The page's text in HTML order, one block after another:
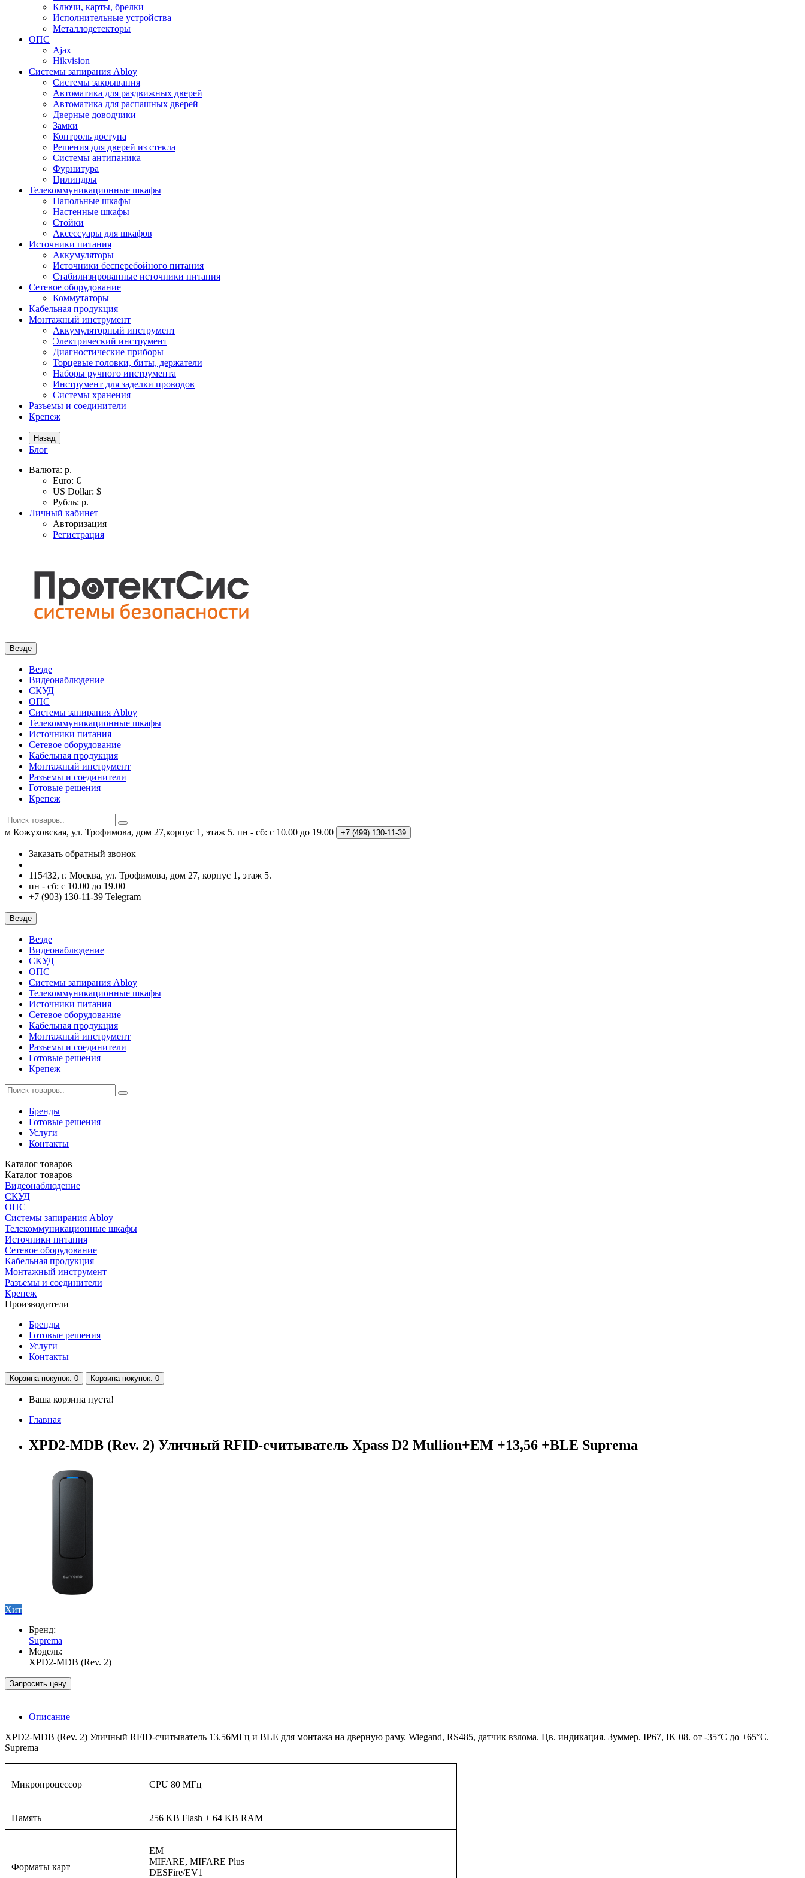
Ключи, карты, брелки
Исполнительные устройства
Металлодетекторы
ОПС
Ajax
Hikvision
Системы запирания Abloy
Cистемы закрывания
Автоматика для раздвижных дверей
Автоматика для распашных дверей
Дверные доводчики
Замки
Контроль доступа
Решения для дверей из стекла
Системы антипаника
Фурнитура
Цилиндры
Телекоммуникационные шкафы
Напольные шкафы
Настенные шкафы
Стойки
Аксессуары для шкафов
Источники питания
Аккумуляторы
Источники бесперебойного питания
Стабилизированные источники питания
Сетевое оборудование
Коммутаторы
Кабельная продукция
Монтажный инструмент
Аккумуляторный инструмент
Электрический инструмент
Диагностические приборы
Торцевые головки, биты, держатели
Наборы ручного инструмента
Инструмент для заделки проводов
Системы хранения
Разъемы и соединители
Крепеж
Назад
Блог
Валюта: р.
Euro: €
US Dollar: $
Рубль: р.
Личный кабинет
Авторизация
Регистрация
Везде
Везде
Видеонаблюдение
СКУД
ОПС
Системы запирания Abloy
Телекоммуникационные шкафы
Источники питания
Сетевое оборудование
Кабельная продукция
Монтажный инструмент
Разъемы и соединители
Готовые решения
Крепеж
м Кожуховская, ул. Трофимова, дом 27,корпус 1, этаж 5. пн - сб: с 10.00 до 19.00 +7 (499) 130-11-39
Заказать обратный звонок
115432, г. Москва, ул. Трофимова, дом 27, корпус 1, этаж 5.
пн - сб: с 10.00 до 19.00
+7 (903) 130-11-39 Telegram
Везде
Везде
Видеонаблюдение
СКУД
ОПС
Системы запирания Abloy
Телекоммуникационные шкафы
Источники питания
Сетевое оборудование
Кабельная продукция
Монтажный инструмент
Разъемы и соединители
Готовые решения
Крепеж
Бренды
Готовые решения
Услуги
Контакты
Каталог товаров
Каталог товаров
Видеонаблюдение
СКУД
ОПС
Системы запирания Abloy
Телекоммуникационные шкафы
Источники питания
Сетевое оборудование
Кабельная продукция
Монтажный инструмент
Разъемы и соединители
Крепеж
Производители
Бренды
Готовые решения
Услуги
Контакты
Корзинапокупок: 0 Корзинапокупок: 0
Ваша корзина пуста!
Главная
XPD2-MDB (Rev. 2) Уличный RFID-считыватель Xpass D2 Mullion+EM +13,56 +BLE Suprema
Хит
Бренд:
Suprema
Модель:
XPD2-MDB (Rev. 2)
Запросить цену
Описание
XPD2-MDB (Rev. 2) Уличный RFID-считыватель 13.56МГц и BLE для монтажа на дверную раму. Wiegand, RS485, датчик взлома. Цв. индикация. Зуммер. IP67, IK 08. от -35°С до +65°С.
Suprema
Микропроцессор CPU 80 МГц
Память 256 KB Flash + 64 KB RAM
Форматы карт
EM
MIFARE, MIFARE Plus
DESFire/EV1